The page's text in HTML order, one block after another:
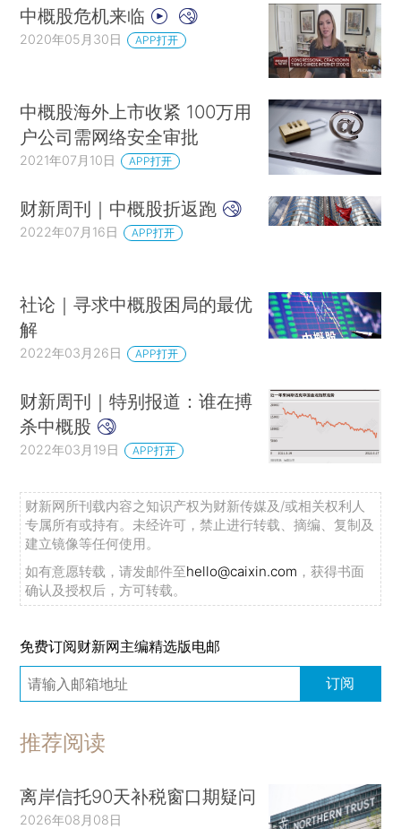
中概股危机来临
2020年05月30日 APP打开
中概股海外上市收紧 100万用
户公司需网络安全审批
2021年07月10日 APP打开
财新周刊｜中概股折返跑
2022年07月16日 APP打开
社论｜寻求中概股困局的最优
解
2022年03月26日 APP打开
财新周刊｜特别报道：谁在搏
杀中概股
2022年03月19日 APP打开
财新网所刊载内容之知识产权为财新传媒及/或相关权利人
专属所有或持有。未经许可，禁止进行转载、摘编、复制及
建立镜像等任何使用。
如有意愿转载，请发邮件至hello@caixin.com ，获得书面
确认及授权后，方可转载。
免费订阅财新网主编精选版电邮
订阅
推荐阅读
离岸信托90天补税窗口期疑问
2026年08月08日